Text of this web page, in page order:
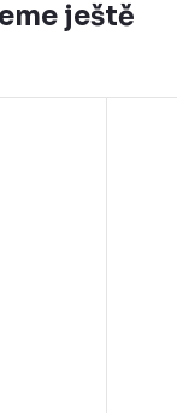
ještě